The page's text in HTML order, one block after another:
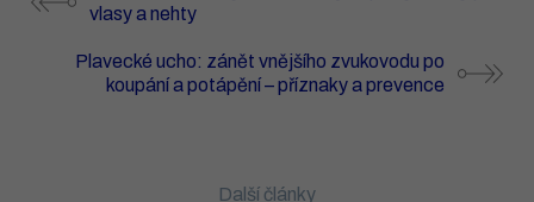
vlasy a nehty
Plavecké ucho: zánět vnějšího zvukovodu po
koupání a potápění – příznaky a prevence
Další články